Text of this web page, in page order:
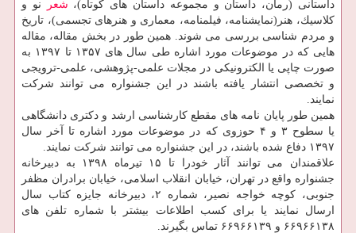
داستانی (رمان، داستان و مجموعه داستان های كوتاه)، شعر
نو و
كلاسیك، هنر(نمایشنامه، فیلمنامه، معماری و هنرهای تجسمی)، تاریخ
و مردم شناسی بررسی می شوند. همین طور در بخش مقاله، مقاله
هایی كه در موضوعات مورد اشاره طی سال های ۱۳۵۷ تا ۱۳۹۷ به
صورت چاپی یا الكترونیكی در مجلات علمی-پژوهشی، علمی-ترویجی
و تخصصی انتشار یافته باشند در این جشنواره می توانند شركت
نمایند.
همین طور پایان نامه های مقطع كارشناسی ارشد و دكتری دانشگاهی
یا سطوح ۳ و ۴ حوزوی كه در موضوعات مورد اشاره تا آخر سال
۱۳۹۷ دفاع شده باشند، در این جشنواره می توانند شركت نمایند.
علاقمندان می توانند آثار خودرا تا ۱۵ تیرماه ۱۳۹۸ به دبیرخانه
جشنواره واقع در تهران، خیابان انقلاب اسلامی، خیابان برادران مظفر
جنوبی، كوچه خواجه نصیر، شماره ۲، دبیرخانه جایزه كتاب سال
ارسال نمایند یا برای كسب اطلاعات بیشتر با شماره تلفن های
۶۶۹۶۶۱۳۸ و ۶۶۹۶۶۱۳۹ تماس بگیرند.